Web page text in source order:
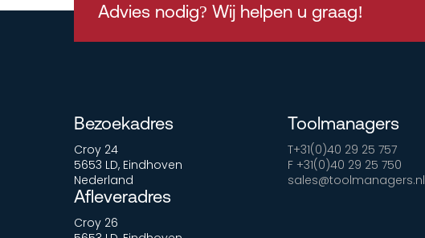
Advies nodig? Wij helpen u graag!
Bezoekadres
Croy 24
5653 LD, Eindhoven
Nederland
Afleveradres
Croy 26
Toolmanagers
T+31(0)40 29 25 757
F +31(0)40 29 25 750
sales@toolmanagers.nl